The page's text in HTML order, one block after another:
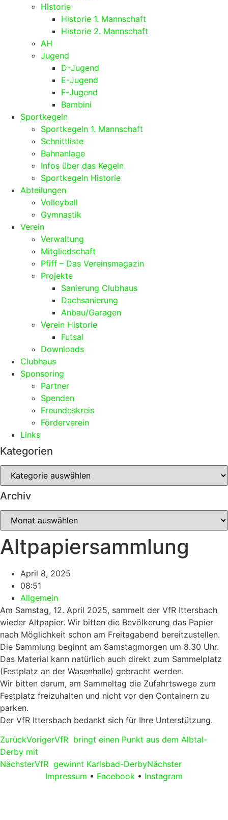
Historie
Historie 1. Mannschaft
Historie 2. Mannschaft
AH
Jugend
D-Jugend
E-Jugend
F-Jugend
Bambini
Sportkegeln
Sportkegeln 1. Mannschaft
Schnittliste
Bahnanlage
Infos über das Kegeln
Sportkegeln Historie
Abteilungen
Volleyball
Gymnastik
Verein
Verwaltung
Mitgliedschaft
Pfiff – Das Vereinsmagazin
Projekte
Sanierung Clubhaus
Dachsanierung
Anbau/Garagen
Verein Historie
Futsal
Downloads
Clubhaus
Sponsoring
Partner
Spenden
Freundeskreis
Förderverein
Links
Kategorien
Kategorien
Archiv
Archiv
Altpapiersammlung
April 8, 2025
08:51
Allgemein
Am Samstag, 12. April 2025, sammelt der VfR Ittersbach
wieder Altpapier. Wir bitten die Bevölkerung das Papier
nach Möglichkeit schon am Freitagabend bereitzustellen.
Die Sammlung beginnt am Samstagmorgen um 8.30 Uhr.
Das Material kann natürlich auch direkt zum Sammelplatz
(Festplatz an der Wasenhalle) gebracht werden.
Wir bitten darum, am Sammeltag die Zufahrtswege zum
Festplatz freizuhalten und nicht vor den Containern zu
parken.
Der VfR Ittersbach bedankt sich für Ihre Unterstützung.
ZurückVorigerVfR bringt einen Punkt aus dem Albtal-
Derby mit
NächsterVfR gewinnt Karlsbad-DerbyNächster
Impressum • Facebook • Instagram